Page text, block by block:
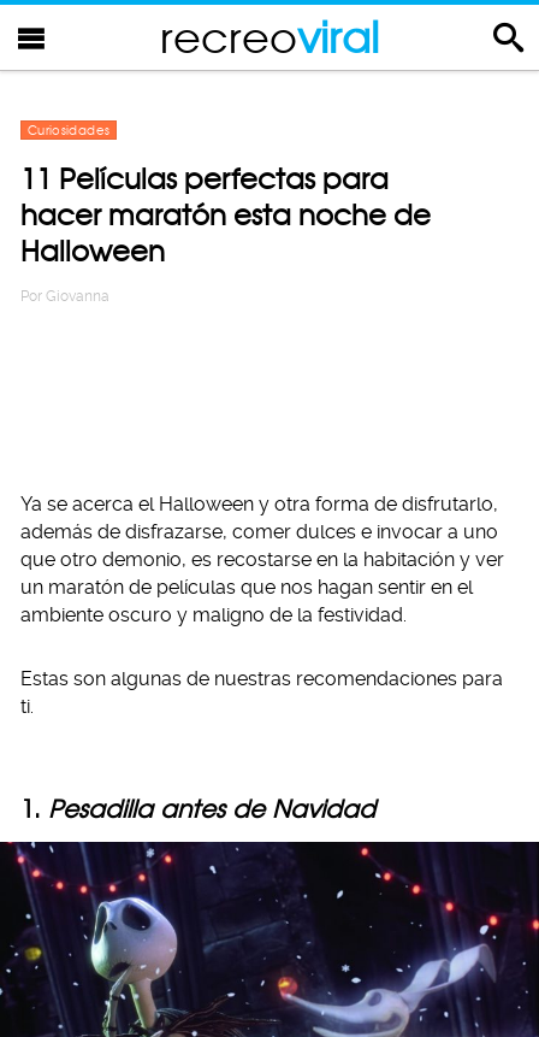
recreoviral
Curiosidades
11 Películas perfectas para
hacer maratón esta noche de
Halloween
Por Giovanna
Ya se acerca el Halloween y otra forma de disfrutarlo,
además de disfrazarse, comer dulces e invocar a uno
que otro demonio, es recostarse en la habitación y ver
un maratón de películas que nos hagan sentir en el
ambiente oscuro y maligno de la festividad.
Estas son algunas de nuestras recomendaciones para
ti.
1. Pesadilla antes de Navidad